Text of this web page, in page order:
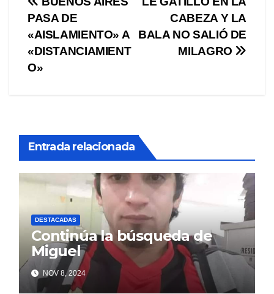
Navegación
de
entradas
CABEZA Y LA
BALA NO SALIÓ DE
MILAGRO
PASA DE
«AISLAMIENTO» A
«DISTANCIAMIENT
O»
Entrada relacionada
DESTACADAS
Continúa la búsqueda de
Miguel
NOV 8, 2024